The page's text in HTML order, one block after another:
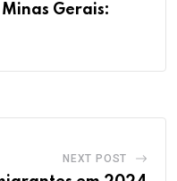
Gerais:
NEXT POST